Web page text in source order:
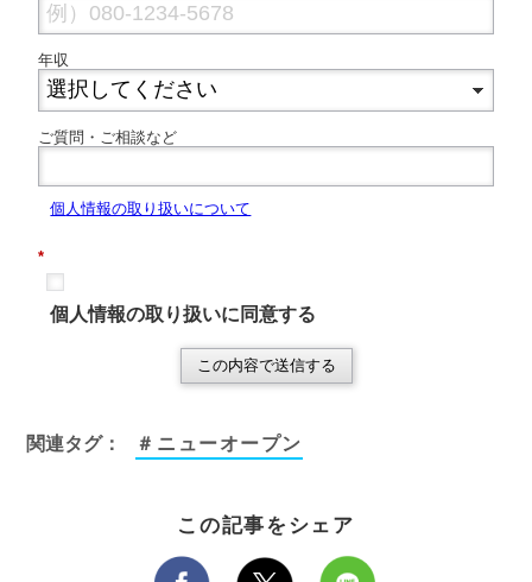
年収
ご質問・ご相談など
個 人情報の取り扱いについて
*
個人情報の取り扱いに同意する
この内容で送信する
関連タグ： ＃ニューオープン
この記事をシェア